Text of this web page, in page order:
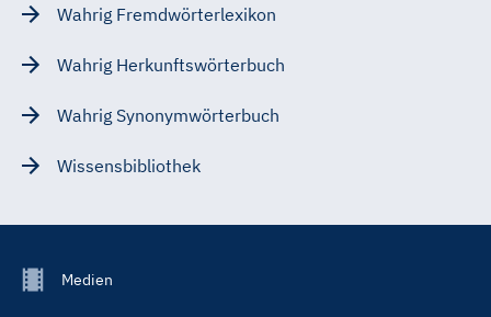
Wahrig Fremdwörterlexikon
Wahrig Herkunftswörterbuch
Wahrig Synonymwörterbuch
Wissensbibliothek
FooterMedien